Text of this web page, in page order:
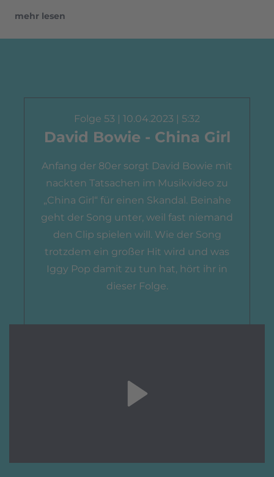
mehr lesen
Folge 53 | 10.04.2023 | 5:32
David Bowie - China Girl
Anfang der 80er sorgt David Bowie mit
nackten Tatsachen im Musikvideo zu
„China Girl“ für einen Skandal. Beinahe
geht der Song unter, weil fast niemand
den Clip spielen will. Wie der Song
trotzdem ein großer Hit wird und was
Iggy Pop damit zu tun hat, hört ihr in
dieser Folge.